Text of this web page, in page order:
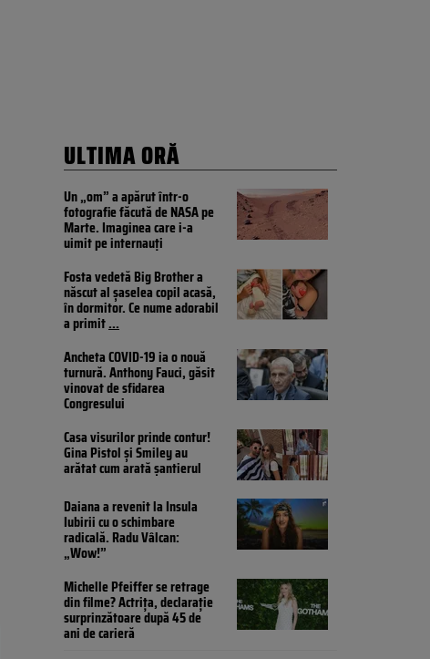
ULTIMA ORĂ
Un „om” a apărut într-o
fotografie făcută de NASA pe
Marte. Imaginea care i-a
uimit pe internauți
Fosta vedetă Big Brother a
născut al șaselea copil acasă,
în dormitor. Ce nume adorabil
a primit...
Ancheta COVID-19 ia o nouă
turnură. Anthony Fauci, găsit
vinovat de sfidarea
Congresului
Casa visurilor prinde contur!
Gina Pistol și Smiley au
arătat cum arată șantierul
Daiana a revenit la Insula
Iubirii cu o schimbare
radicală. Radu Vâlcan:
„Wow!”
Michelle Pfeiffer se retrage
din filme? Actrița, declarație
surprinzătoare după 45 de
ani de carieră